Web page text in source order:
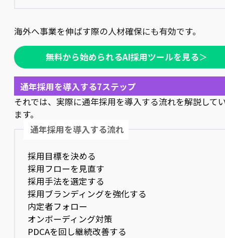
海外へ事業を伸ばす際の人材確保にも有効です。
無料から始められるAI採用ツールを見る＞
通年採用を導入する7ステップ
それでは、実際に通年採用を導入する流れを解説して
ます。
通年採用を導入する流れ
採用目標を決める
採用フローを見直す
採用手法を選定する
採用ブランディングを強化する
内定者フォロー
オンボーディング対策
PDCAを回し継続改善する